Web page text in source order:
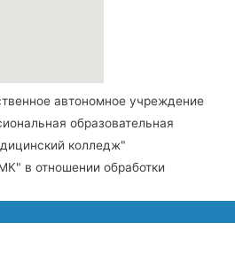
автономное учреждение
образовательная
колледж"
в отношении обработки